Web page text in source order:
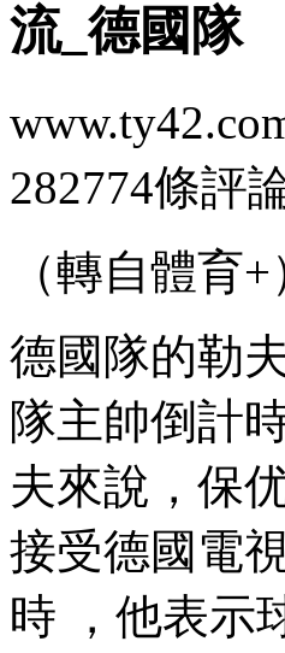
流_德國隊
282774條評
（轉自體育+
德國隊的勒夫
隊主帥倒計
夫來說，保
接受德國電
時 ，他